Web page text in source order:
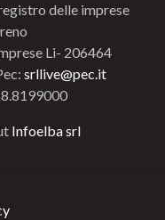
delle imprese
Li- 206464
srllive@pec.it
Infoelba srl